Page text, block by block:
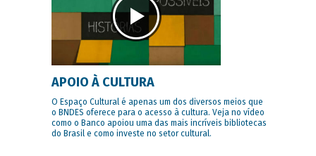
APOIO À CULTURA
O Espaço Cultural é apenas um dos diversos meios que
o BNDES oferece para o acesso à cultura. Veja no vídeo
como o Banco apoiou uma das mais incríveis bibliotecas
do Brasil e como investe no setor cultural.